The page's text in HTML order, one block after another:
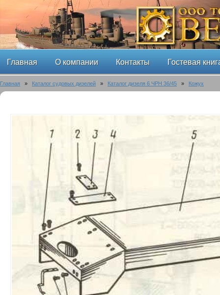
Главная О компании Контакты Гостевая
Главная » Каталог судовых дизелей » Каталог дизеля 6 ЧРН 36/45 » Кожух